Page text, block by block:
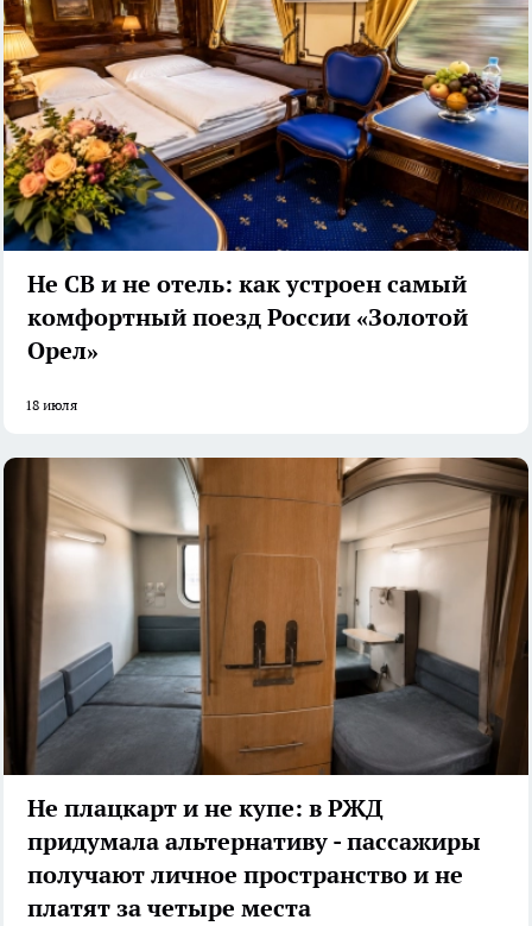
Не СВ и не отель: как устроен самый
комфортный поезд России «Золотой
Орел»
18 июля
Не плацкарт и не купе: в РЖД
придумала альтернативу - пассажиры
получают личное пространство и не
платят за четыре места